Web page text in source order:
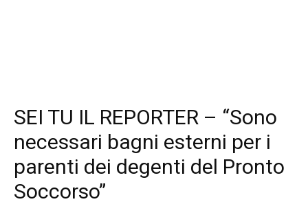
SEI TU IL REPORTER – “Sono
necessari bagni esterni per i
parenti dei degenti del Pronto
Soccorso”